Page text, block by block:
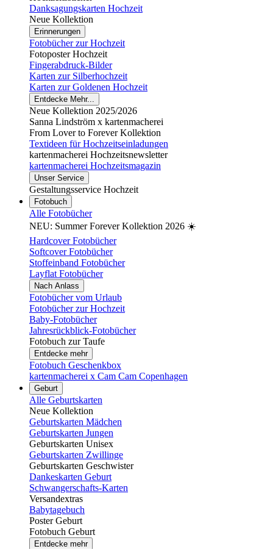
Danksagungskarten Hochzeit
Neue Kollektion
Erinnerungen
Fotobücher zur Hochzeit
Fotoposter Hochzeit
Fingerabdruck-Bilder
Karten zur Silberhochzeit
Karten zur Goldenen Hochzeit
Entdecke Mehr...
Neue Kollektion 2025/2026
Sanna Lindström x kartenmacherei
From Lover to Forever Kollektion
Textideen für Hochzeitseinladungen
kartenmacherei Hochzeitsnewsletter
kartenmacherei Hochzeitsmagazin
Unser Service
Gestaltungsservice Hochzeit
Fotobuch
Alle Fotobücher
NEU: Summer Forever Kollektion 2026 ☀️
Hardcover Fotobücher
Softcover Fotobücher
Stoffeinband Fotobücher
Layflat Fotobücher
Nach Anlass
Fotobücher vom Urlaub
Fotobücher zur Hochzeit
Baby-Fotobücher
Jahresrückblick-Fotobücher
Fotobuch zur Taufe
Entdecke mehr
Fotobuch Geschenkbox
kartenmacherei x Cam Cam Copenhagen
Geburt
Alle Geburtskarten
Neue Kollektion
Geburtskarten Mädchen
Geburtskarten Jungen
Geburtskarten Unisex
Geburtskarten Zwillinge
Geburtskarten Geschwister
Dankeskarten Geburt
Schwangerschafts-Karten
Versandextras
Babytagebuch
Poster Geburt
Fotobuch Geburt
Entdecke mehr